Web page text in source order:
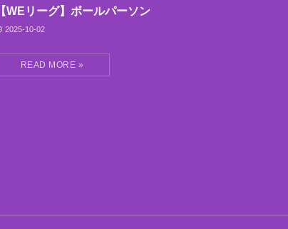
【WEリーグ】ボールパーソン
2025-10-02